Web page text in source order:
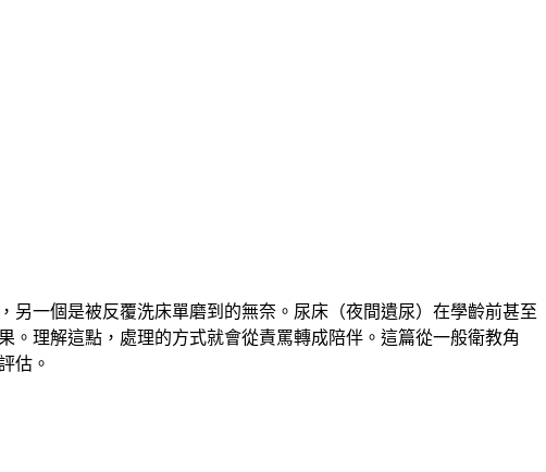
一個是被反覆洗床單磨到的無奈。尿床（夜間遺尿）在學齡前甚至
理解這點，處理的方式就會從責罵轉成陪伴。這篇從一般衛教角
估。